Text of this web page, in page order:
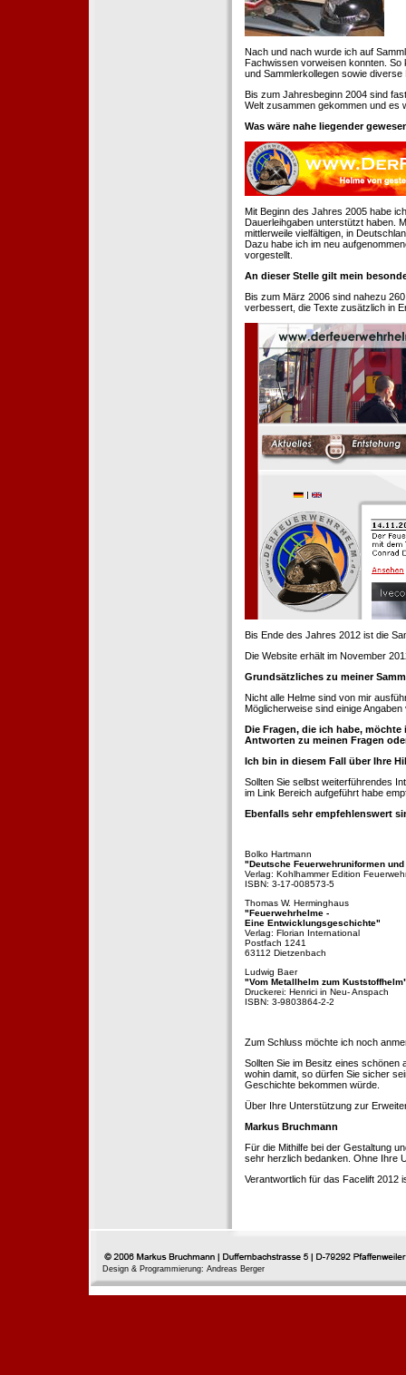
Nach und nach wurde ich auf
Fachwissen vorweisen konnten. So
und Sammlerkollegen sowie
Bis zum Jahresbeginn 2004 sind
Welt zusammen gekommen und es
Was wäre nahe liegender
Mit Beginn des Jahres 2005 habe
Dauerleihgaben unterstützt haben.
mittlerweile vielfältigen, in
Dazu habe ich im neu
vorgestellt.
An dieser Stelle gilt mein
Bis zum März 2006 sind nahezu
verbessert, die Texte zusätzlich in
Bis Ende des Jahres 2012 ist die
Die Website erhält im November
Grundsätzliches zu meiner
Nicht alle Helme sind von mir
Möglicherweise sind einige
Die Fragen, die ich habe,
Antworten zu meinen Fragen
Ich bin in diesem Fall über Ihre
Sollten Sie selbst weiterführendes
im Link Bereich aufgeführt habe
Ebenfalls sehr empfehlenswert
Bolko Hartmann
"Deutsche Feuerwehruniformen
Verlag: Kohlhammer Edition
ISBN: 3-17-008573-5
Thomas W. Herminghaus
"Feuerwehrhelme -
Eine Entwicklungsgeschichte"
Verlag: Florian International
Postfach 1241
63112 Dietzenbach
Ludwig Baer
"Vom Metallhelm zum
Druckerei: Henrici in Neu- Anspach
ISBN: 3-9803864-2-2
Zum Schluss möchte ich noch
Sollten Sie im Besitz eines schönen
wohin damit, so dürfen Sie sicher
Geschichte bekommen würde.
Über Ihre Unterstützung zur
Markus Bruchmann
Für die Mithilfe bei der Gestaltung
sehr herzlich bedanken. Ohne Ihre
Verantwortlich für das Facelift 2012
Design & Programmierung: Andreas Berger